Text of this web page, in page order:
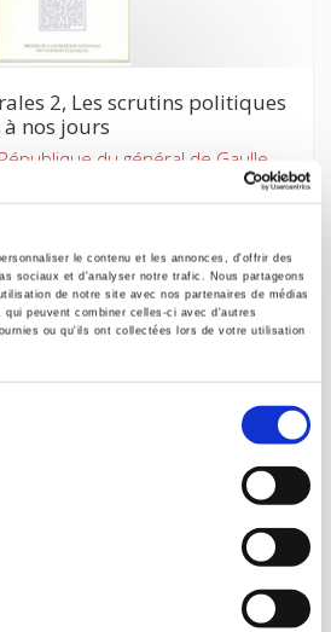
le contenu et les annonces, d'offrir des
sociaux et d'analyser notre trafic. Nous partageons
de notre site avec nos partenaires de médias
peuvent combiner celles-ci avec d'autres
ou qu'ils ont collectées lors de votre utilisation
2, Les scrutins politiques
nos jours
du général de Gaulle
3, Les scrutins politiques
nos jours